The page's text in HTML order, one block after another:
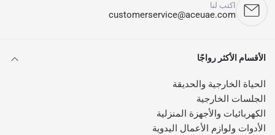
اكتب لنا
customerservice@aceuae.com
الأقسام الأكثر رواجًا
الحياة الخارجية والحديقة
الجلسات الخارجية
الكهربائيات والأجهزة المنزلية
الأدوات ولوازم الأعمال اليدوية